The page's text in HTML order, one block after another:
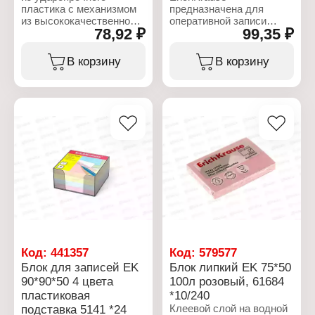
пластика с механизмом
из высококачественной
оцинкованной стали.
Удобен для быстрого и
безопасного удаления
скоб № 10, № 24/6, 26/6.
Назначение: для
удаления скоб
Цвет: черный
Материал: пластик,
78,92 ₽
В корзину
предназначена для
оперативной записи
информации. Может
использоваться в
пластиковых подставках
качественной бумаги
плотностью 80 г/м2.
Размер листа - 90х90 мм.
Высота блока - 50 мм.
Цвета бумаги - розовый,
желтый, голубой,
Характеристики:
Бренд: Erich Krause
Артикул: 5139
Тип товара: Блок для
записей
99,35 ₽
В корзину
Код: 441357
Блок для записей EK
90*90*50 4 цвета
пластиковая
подставка 5141 *24
Код:579577
Блок липкий EK 75*50
100л розовый, 61684
*10/240
Клеевой слой на водной